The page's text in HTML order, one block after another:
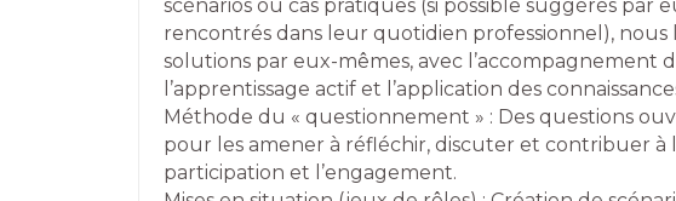
scénarios ou cas pratiques (si possible suggérés par
rencontrés dans leur quotidien professionnel), nous
solutions par eux-mêmes, avec l’accompagnement
l’apprentissage actif et l’application des
Méthode du « questionnement » : Des questions
pour les amener à réfléchir, discuter et contribuer à
participation et l’engagement.